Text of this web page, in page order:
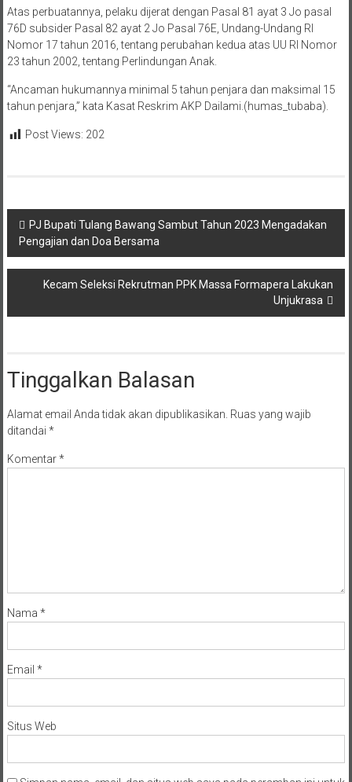
Atas perbuatannya, pelaku dijerat dengan Pasal 81 ayat 3 Jo pasal
76D subsider Pasal 82 ayat 2 Jo Pasal 76E, Undang-Undang RI
Nomor 17 tahun 2016, tentang perubahan kedua atas UU RI Nomor
23 tahun 2002, tentang Perlindungan Anak.
“Ancaman hukumannya minimal 5 tahun penjara dan maksimal 15
tahun penjara,” kata Kasat Reskrim AKP Dailami.(humas_tubaba).
Post Views: 202
Navigasi
pos
PJ Bupati Tulang Bawang Sambut Tahun 2023 Mengadakan
Pengajian dan Doa Bersama
Kecam Seleksi Rekrutman PPK Massa Formapera Lakukan
Unjukrasa
Tinggalkan Balasan
Alamat email Anda tidak akan dipublikasikan. Ruas yang wajib
ditandai *
Komentar*
Nama *
Email *
Situs Web